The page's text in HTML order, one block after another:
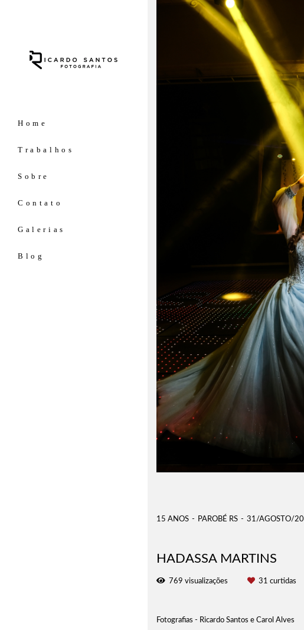
Home
Trabalhos
Sobre
Contato
Galerias
Blog
15 ANOS PAROBÉ RS 31/AGOSTO/
HADASSA MARTINS
769 visualizações 31 curtidas
Fotografias - Ricardo Santos e Carol Alves